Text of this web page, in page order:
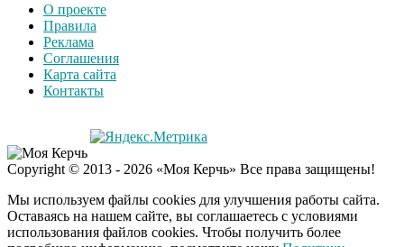
О проекте
Правила
Реклама
Соглашения
Карта сайта
Контакты
Copyright © 2013 - 2026 «Моя Керчь» Все права защищены!
Мы используем файлы cookies для улучшения работы сайта.
Оставаясь на нашем сайте, вы соглашаетесь с условиями
использования файлов cookies. Чтобы получить более